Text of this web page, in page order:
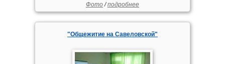
Фото/подробнее
"Общежитие на Савеловской"